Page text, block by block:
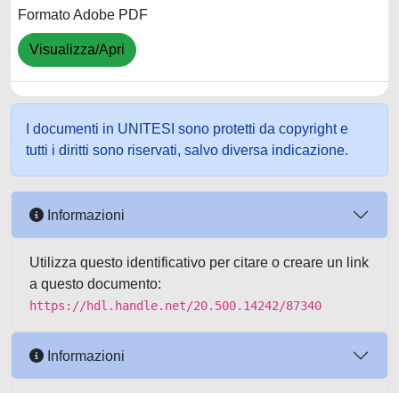
Formato Adobe PDF
Visualizza/Apri
I documenti in UNITESI sono protetti da copyright e
tutti i diritti sono riservati, salvo diversa indicazione.
Informazioni
Utilizza questo identificativo per citare o creare un link
a questo documento:
https://hdl.handle.net/20.500.14242/87340
Informazioni